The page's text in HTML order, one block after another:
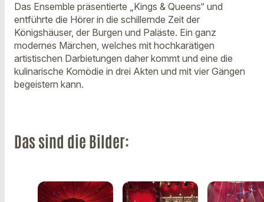
Das Ensemble präsentierte „Kings & Queens“ und
entführte die Hörer in die schillernde Zeit der
Königshäuser, der Burgen und Paläste. Ein ganz
modernes Märchen, welches mit hochkarätigen
artistischen Darbietungen daher kommt und eine die
kulinarische Komödie in drei Akten und mit vier Gängen
begeistern kann.
Das sind die Bilder: